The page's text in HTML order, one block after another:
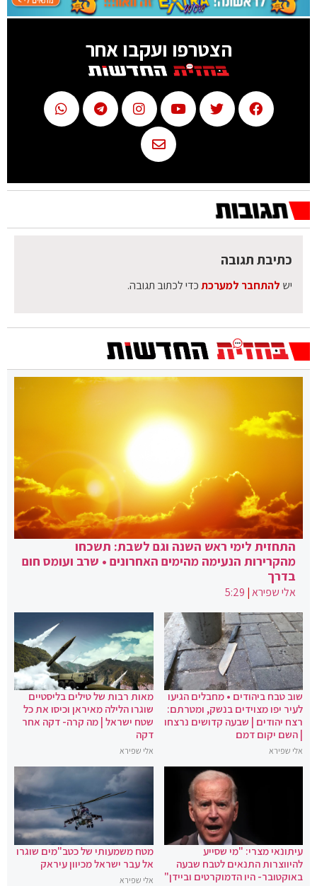
הצטרפו ועקבו אחר
כתיבת תגובה
יש להתחבר למערכתכדי לכתוב תגובה.
התחזית לימי ראש השנה וגם לשבת: תשכחו
מהקרירות הנעימה מהימים האחרונים • שרב ועומס חום
בדרך
אלי שפירא|
5:29
שוב טבח ביהודים • מחבלים הגיעו
לעיר יפו מצוידים בנשק, ומטרתם:
רצח יהודים | שבעה קדושים נרצחו
| השם יקום דמם
אלי שפירא
מאות רבות של טילים בליסטיים
שוגרו הלילה מאיראן וכיסו את כל
שטח ישראל | מה קרה- דקה אחר
דקה
אלי שפירא
עיתונאי מצרי: "מי שסייע
להיווצרות התנאים לטבח שבעה
באוקטובר- היו הדמוקרטים וביידן"
מטח משמעותי של כטב"מים שוגרו
אל עבר ישראל מכיוון עיראק
אלי שפירא